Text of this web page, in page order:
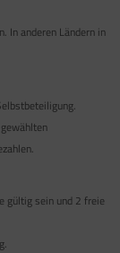
In anderen Ländern in
gültig sein und 2 freie